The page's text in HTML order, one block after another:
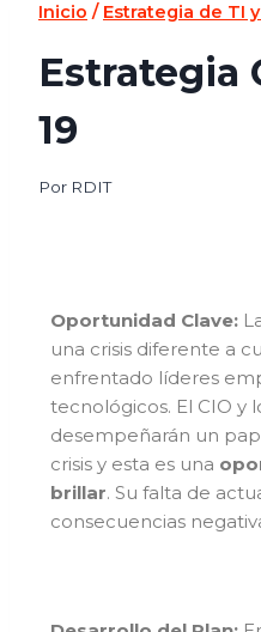
Inicio / Estrategia de TI
Estrategia
19
Por RDIT
Oportunidad Clave:
una crisis diferente a
enfrentado líderes
tecnológicos. El CIO y
desempeñarán un
crisis y esta es una
brillar. Su falta de
consecuencias